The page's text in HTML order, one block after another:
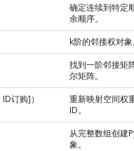
确定连续到特定
余顺序。
k阶的邻接权对
找到一阶邻接矩
尔矩阵。
订购]）
重新映射空间权
ID。
从完整数组创建
象。